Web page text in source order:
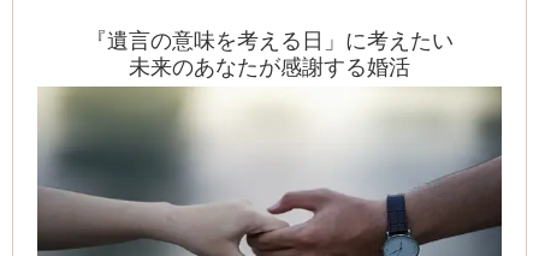
『遺言の意味を考える日」に考えたい
未来のあなたが感謝する婚活